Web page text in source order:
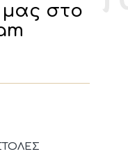
στο